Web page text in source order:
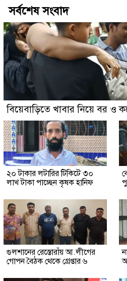
সর্বশেষ সংবাদ
বিয়েবাড়িতে খাবার নিয়ে বর ও
২০ টাকার লটারির টিকিটে ৩০
লাখ টাকা পাচ্ছেন কৃষক হানিফ
গুলশানের রেস্তোরাঁয় আ.লীগের
গোপন বৈঠক থেকে গ্রেপ্তার ৬